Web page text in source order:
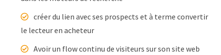
créer du lien avec ses prospects et à terme convertir
le lecteur en acheteur
Avoir un flow continu de visiteurs sur son site web